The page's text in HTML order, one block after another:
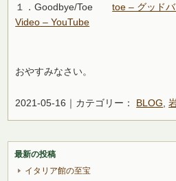
１．Goodbye/Toetoe – グッド
Video – YouTube
おやすみなさい。
2021-05-16｜カテゴリー： BLOG ,
最新の投稿
イタリア館の至宝